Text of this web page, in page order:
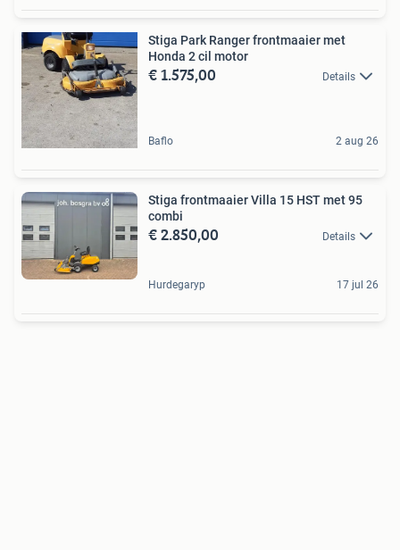
Stiga Park Ranger frontmaaier met
Honda 2 cil motor
€ 1.575,00 Details
Baflo 2 aug 26
Stiga frontmaaier Villa 15 HST met 95
combi
€ 2.850,00 Details
Hurdegaryp 17 jul 26